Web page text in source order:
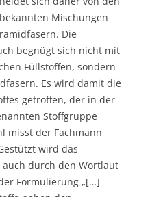
Mischungen
Die
begnügt sich nicht mit
Füllstoffen, sondern
Es wird damit die
getroffen, der in der
Stoffgruppe
misst der Fachmann
wird das
auch durch den Wortlaut
Formulierung „[…]